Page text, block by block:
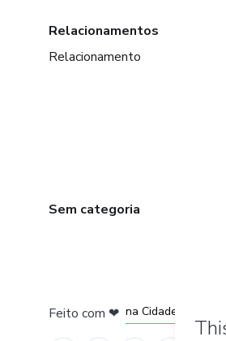
Relacionamentos
Relacionamento
Sem categoria
Feito com ❤
em Belo Horizonte
na Cidade do México